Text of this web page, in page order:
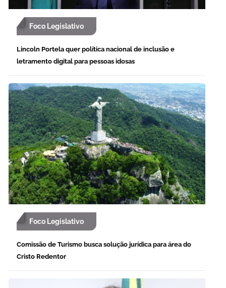
Foco Legislativo
Lincoln Portela quer política nacional de inclusão e
letramento digital para pessoas idosas
Foco Legislativo
Comissão de Turismo busca solução jurídica para área do
Cristo Redentor